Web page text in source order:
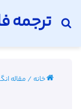
ترجمه
جستجو برای
خانه/مقاله